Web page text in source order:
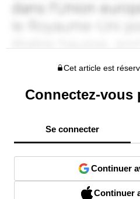
Cet article est
Connectez-
Se connecter
Continuer
Continuer